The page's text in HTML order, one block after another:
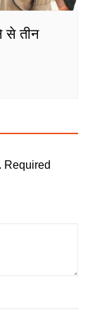
से तीन
Required